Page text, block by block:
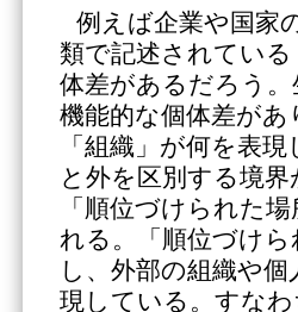
例えば企業や国家
類で記述されてい
体差があるだろう
機能的な個体差が
「組織」が何を表
と外を区別する境
「順位づけられた
れる。「順位づけ
し、外部の組織や
現している。すな